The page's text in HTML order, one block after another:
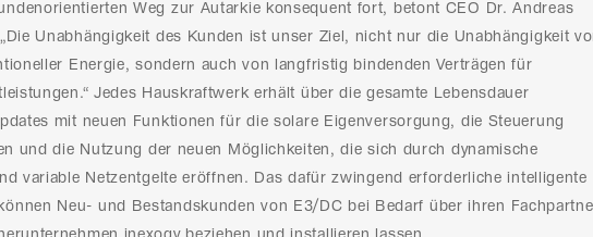
Weg zur Autarkie konsequent fort, betont CEO Dr. Andreas
Unabhängigkeit des Kunden ist unser Ziel, nicht nur die Unabhängigkeit
Energie, sondern auch von langfristig bindenden Verträgen für
Jedes Hauskraftwerk erhält über die gesamte Lebensdauer
mit neuen Funktionen für die solare Eigenversorgung, die Steuerung
und die Nutzung der neuen Möglichkeiten, die sich durch dynamische
variable Netzentgelte eröffnen. Das dafür zwingend erforderliche intelligente
Neu- und Bestandskunden von E3/DC bei Bedarf über ihren